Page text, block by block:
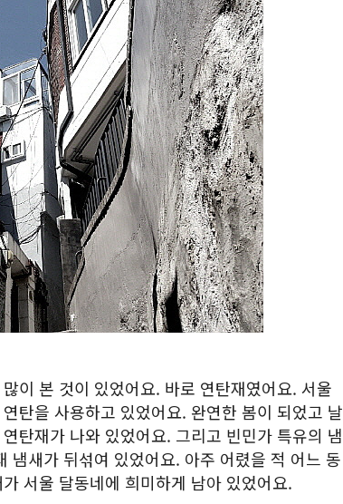
이 본 것이 있었어요. 바로 연탄재였어요. 서울
탄을 사용하고 있었어요. 완연한 봄이 되었고 날
탄재가 나와 있었어요. 그리고 빈민가 특유의 냄
냄새가 뒤섞여 있었어요. 아주 어렸을 적 어느 동
서울 달동네에 희미하게 남아 있었어요.